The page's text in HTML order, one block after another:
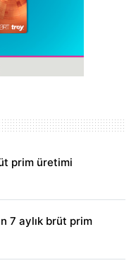
prim üretimi
7 aylık brüt prim